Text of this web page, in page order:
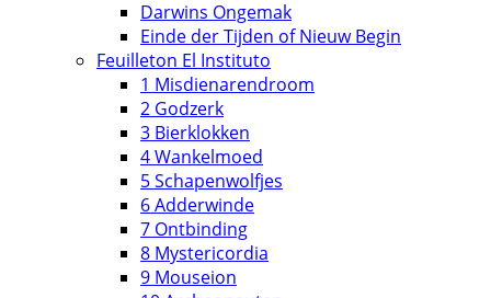
Darwins Ongemak
Einde der Tijden of Nieuw Begin
Feuilleton El Instituto
1 Misdienarendroom
2 Godzerk
3 Bierklokken
4 Wankelmoed
5 Schapenwolfjes
6 Adderwinde
7 Ontbinding
8 Mystericordia
9 Mouseion